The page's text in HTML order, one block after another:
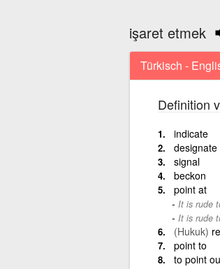
işaret etmek
Türkisch -
Definition
indicate
designate
signal
beckon
point at
It is rude
It is rude
(Hukuk)
point to
to point